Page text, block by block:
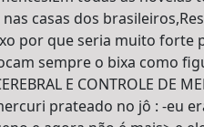
casas dos
por que seria muito forte
sempre o bixa como
E CONTROLE DE
prateado no jô : -eu